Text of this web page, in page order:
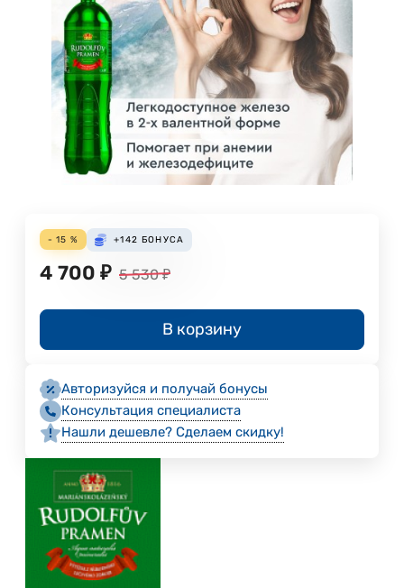
- 15 % +142 БОНУСА
4 700 ₽ 5 530 ₽
В корзину
Авторизуйся и получай бонусы
Консультация специалиста
Нашли дешевле? Сделаем скидку!